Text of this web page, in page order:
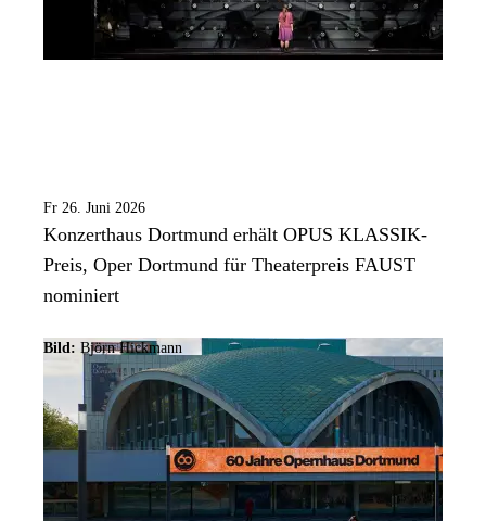
Fr 26. Juni 2026
Konzerthaus Dortmund erhält OPUS KLASSIK-
Preis, Oper Dortmund für Theaterpreis FAUST
nominiert
Bild: Björn Hickmann